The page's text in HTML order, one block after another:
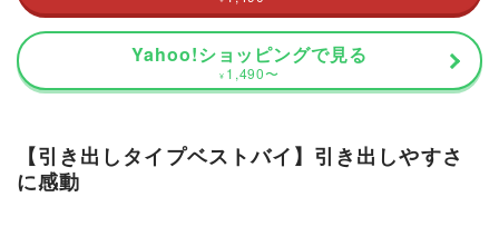
Yahoo!ショッピングで見る
¥ 1,490〜
【引き出しタイプベストバイ】引き出しやすさ
に感動